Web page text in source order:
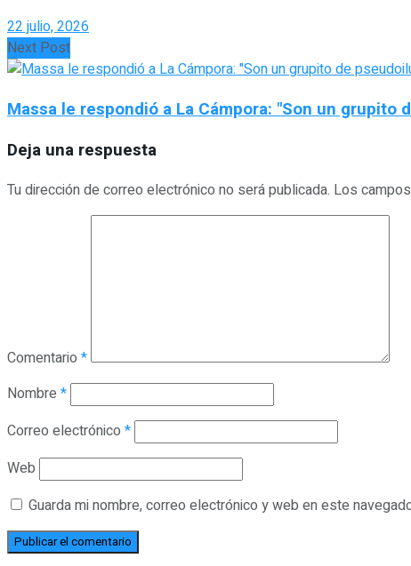
22 julio, 2026
Next Post
Massa le respondió a La Cámpora: "Son un grupito
Deja una respuesta
Tu dirección de correo electrónico no será publicada. Los
Comentario *
Nombre *
Correo electrónico *
Web
Guarda mi nombre, correo electrónico y web en este